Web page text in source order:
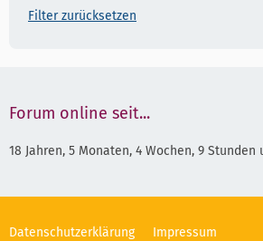
Filter zurücksetzen
Forum online seit...
18 Jahren, 5 Monaten, 4 Wochen, 9 Stunden
Datenschutzerklärung Impressum